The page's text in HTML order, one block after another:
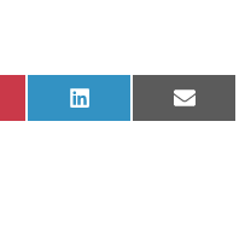
Compartir
en
LinkedIn
en
Email